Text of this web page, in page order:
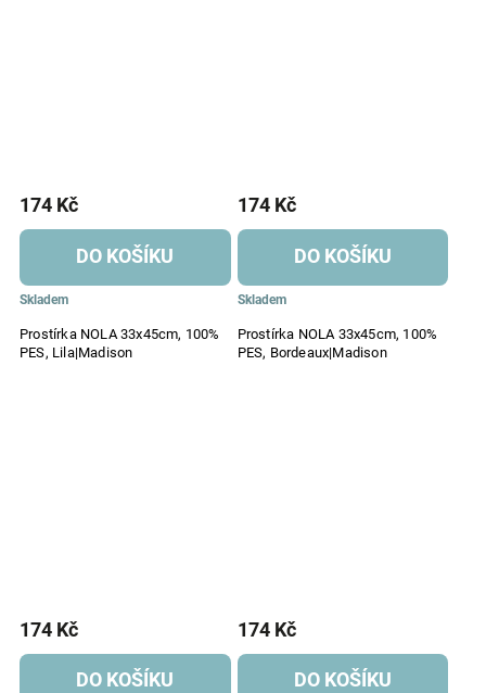
Prostírka NOLA 33x45cm, 100%
PES, Lila|Madison
Skladem
174 Kč
DO KOŠÍKU
Prostírka NOLA 33x45cm, 100%
PES, Bordeaux|Madison
Skladem
174 Kč
DO KOŠÍKU
174 Kč
DO KOŠÍKU
174 Kč
DO KOŠÍKU